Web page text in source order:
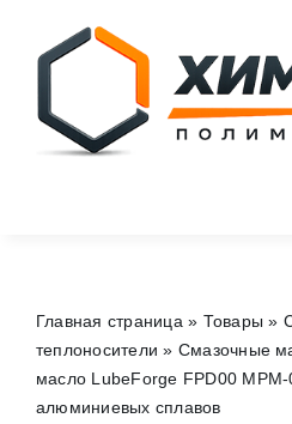
content
Главная страница » Товары »
теплоносители » Смазочные
масло LubeForge FPD00 MPM-
алюминиевых сплавов